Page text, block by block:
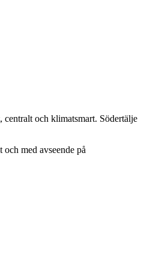
centralt och klimatsmart. Södertälje
med avseende på